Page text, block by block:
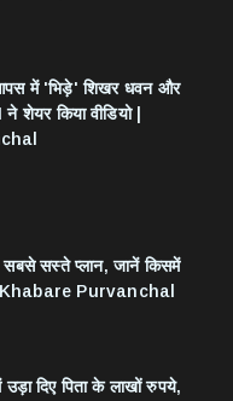
में 'भिड़े' शिखर धवन और
शेयर किया वीडियो |
सस्ते प्लान, जानें किसमें
| Khabare Purvanchal
दिए पिता के लाखों रुपये,